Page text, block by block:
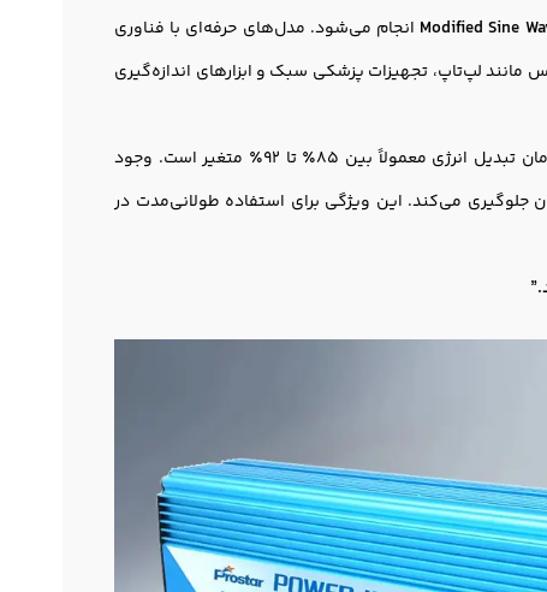
Modified Sine انجام می‌شود. مدل‌های حرفه‌ای با فناوری
می‌کنند که برای تجهیزات حساس مانند لپ‌تاپ، تجهیزات پزشکی سبک و ابزارهای اندازه‌گیری
توان خروجی در مدل‌های قدرتمند تا 5000 وات واقعی (Real Output Power) می‌رسد و راندمان تبدیل انرژی معمولاً بین 85٪ تا 92٪ متغیر است. وجود
جلوگیری می‌کند. این ویژگی برای استفاده طولانی‌مدت در